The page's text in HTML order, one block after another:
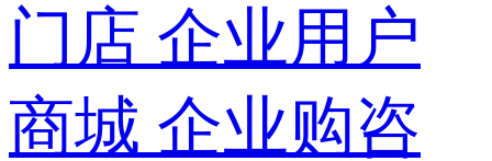
门店 企业用户
商城 企业购咨